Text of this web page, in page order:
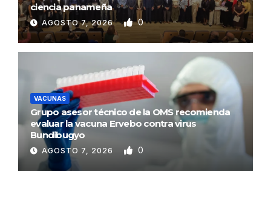
ciencia panameña
AGOSTO 7, 2026 0
VACUNAS
Grupo asesor técnico de la OMS recomienda
evaluar la vacuna Ervebo contra virus
Bundibugyo
AGOSTO 7, 2026 0